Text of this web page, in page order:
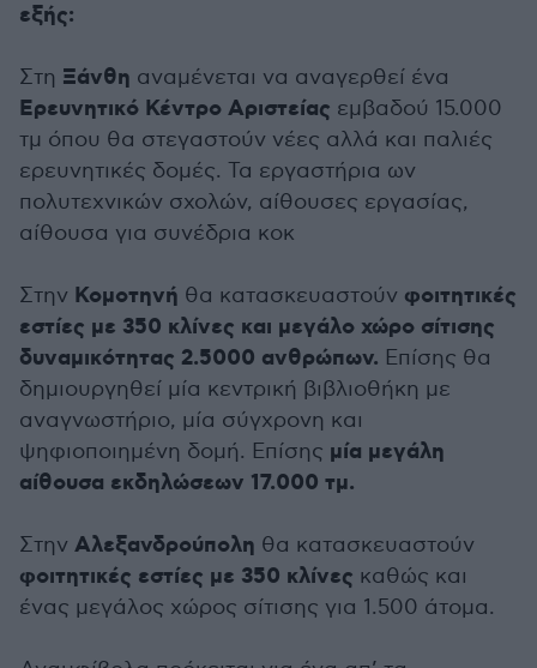
εξής:
Στη Ξάνθη αναμένεται να αναγερθεί ένα
Ερευνητικό Κέντρο Αριστείας εμβαδού 15.000
τμ όπου θα στεγαστούν νέες αλλά και παλιές
ερευνητικές δομές. Τα εργαστήρια ων
πολυτεχνικών σχολών, αίθουσες εργασίας,
αίθουσα για συνέδρια κοκ
Στην Κομοτηνή θα κατασκευαστούν φοιτητικές
εστίες με 350 κλίνες και μεγάλο χώρο σίτισης
δυναμικότητας 2.5000 ανθρώπων. Επίσης θα
δημιουργηθεί μία κεντρική βιβλιοθήκη με
αναγνωστήριο, μία σύγχρονη και
ψηφιοποιημένη δομή. Επίσης μία μεγάλη
αίθουσα εκδηλώσεων 17.000 τμ.
Στην Αλεξανδρούπολη θα κατασκευαστούν
φοιτητικές εστίες με 350 κλίνες καθώς και
ένας μεγάλος χώρος σίτισης για 1.500 άτομα.